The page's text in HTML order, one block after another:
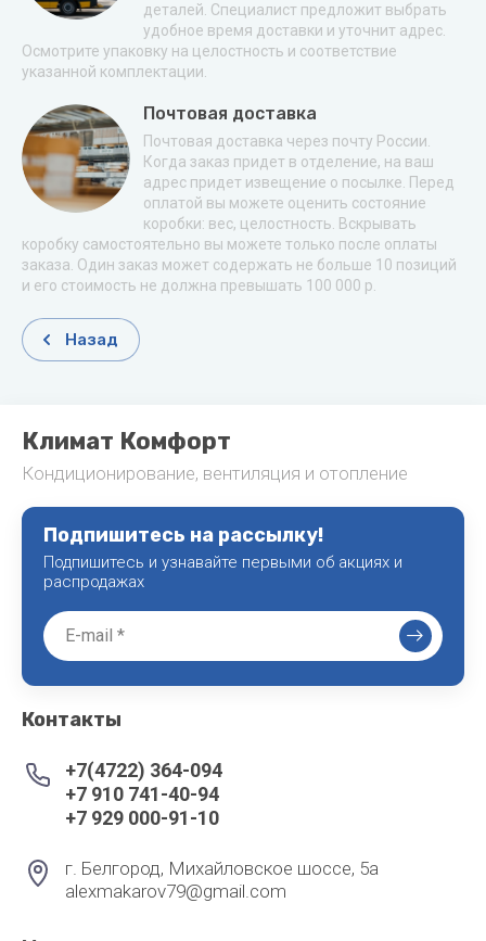
деталей. Специалист предложит выбрать
удобное время доставки и уточнит адрес.
Осмотрите упаковку на целостность и соответствие
указанной комплектации.
Почтовая доставка
Почтовая доставка через почту России.
Когда заказ придет в отделение, на ваш
адрес придет извещение о посылке. Перед
оплатой вы можете оценить состояние
коробки: вес, целостность. Вскрывать
коробку самостоятельно вы можете только после оплаты
заказа. Один заказ может содержать не больше 10 позиций
и его стоимость не должна превышать 100 000 р.
Назад
Климат Комфорт
Кондиционирование, вентиляция и отопление
Подпишитесь на рассылку!
Подпишитесь и узнавайте первыми об акциях и
распродажах
Контакты
+7(4722) 364-094
+7 910 741-40-94
+7 929 000-91-10
г. Белгород, Михайловское шоссе, 5а
alexmakarov79@gmail.com